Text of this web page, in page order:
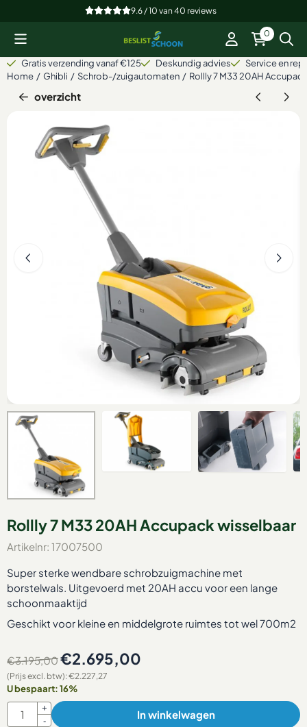
Cookievoorkeuren zijn beschikbaar. Kies instellingen of sta
9.6 / 10 van40 reviews
0
Gratis verzending vanaf €125 Deskundig advies
Service en
Home / Ghibli / Schrob-/zuigautomaten / Rollly 7 M33 20AH
overzicht
Rollly 7 M33 20AH Accupack wisselbaar
Artikelnr: 17007500
Super sterke wendbare schrobzuigmachine met
borstelwals. Uitgevoerd met 20AH accu voor een lange
schoonmaaktijd
Geschikt voor kleine en middelgrote ruimtes tot wel 700m2
€3.195,00€2.695,00
(Prijs excl. btw):€2.227,27
U bespaart:16%
Aantal
+
-
In winkelwagen